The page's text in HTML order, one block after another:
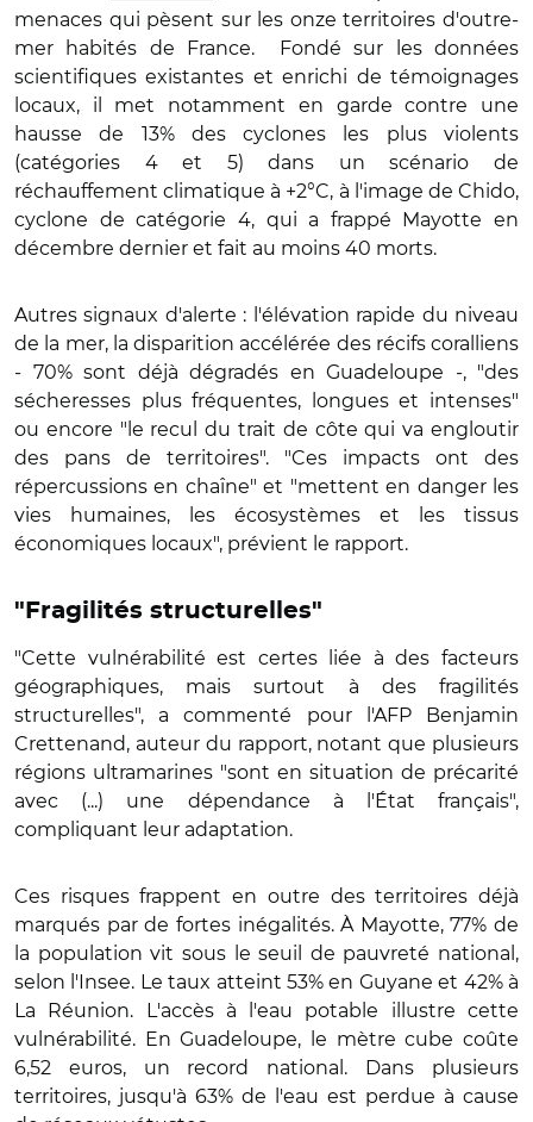
menaces qui pèsent sur les onze territoires d'outre-
mer habités de France. Fondé sur les données
scientifiques existantes et enrichi de témoignages
locaux, il met notamment en garde contre une
hausse de 13% des cyclones les plus violents
(catégories 4 et 5) dans un scénario de
réchauffement climatique à +2°C, à l'image de Chido,
cyclone de catégorie 4, qui a frappé Mayotte en
décembre dernier et fait au moins 40 morts.
Autres signaux d'alerte : l'élévation rapide du niveau
de la mer, la disparition accélérée des récifs coralliens
- 70% sont déjà dégradés en Guadeloupe -, "des
sécheresses plus fréquentes, longues et intenses"
ou encore "le recul du trait de côte qui va engloutir
des pans de territoires". "Ces impacts ont des
répercussions en chaîne" et "mettent en danger les
vies humaines, les écosystèmes et les tissus
économiques locaux", prévient le rapport.
"Fragilités structurelles"
"Cette vulnérabilité est certes liée à des facteurs
géographiques, mais surtout à des fragilités
structurelles", a commenté pour l'AFP Benjamin
Crettenand, auteur du rapport, notant que plusieurs
régions ultramarines "sont en situation de précarité
avec (...) une dépendance à l'État français",
compliquant leur adaptation.
Ces risques frappent en outre des territoires déjà
marqués par de fortes inégalités. À Mayotte, 77% de
la population vit sous le seuil de pauvreté national,
selon l'Insee. Le taux atteint 53% en Guyane et 42% à
La Réunion. L'accès à l'eau potable illustre cette
vulnérabilité. En Guadeloupe, le mètre cube coûte
6,52 euros, un record national. Dans plusieurs
territoires, jusqu'à 63% de l'eau est perdue à cause